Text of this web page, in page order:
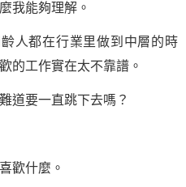
能夠理解。
都在行業里做到中層的時
的工作實在太不靠譜。
要一直跳下去嗎？
歡什麼。